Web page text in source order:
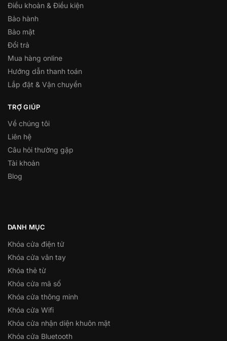
Điều khoản & Điều kiện
Bảo hành
Bảo mật
Đổi trả
Mua hàng online
Hướng dẫn thanh toán
Lắp đặt & Vận chuyển
TRỢ GIÚP
Về chúng tôi
Liên hệ
Câu hỏi thường gặp
Tài khoản
Blog
DANH MỤC
Khóa cửa điện tử
Khóa cửa vân tay
Khóa thẻ từ
Khóa cửa mã số
Khóa cửa thông minh
Khóa cửa Wifi
Khóa cửa nhận diện khuôn mặt
Khóa cửa Bluetooth